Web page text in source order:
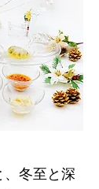
、冬至と深